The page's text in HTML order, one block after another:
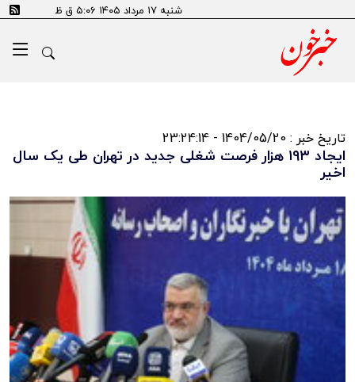
شنبه ۱۷ مرداد ۱۴۰۵ ۵:۰۶ ق ظ
تاریخ خبر : 1404/05/20 - 23:24:14
ایجاد ۱۹۳ هزار فرصت شغلی جدید در تهران طی یک سال
اخیر